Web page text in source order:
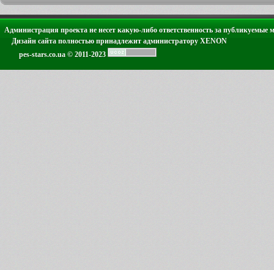
Администрация проекта не несет какую-либо ответственность за публикуемые
Дизайн сайта полностью принадлежит администратору XENON
pes-stars.co.ua © 2011-2023